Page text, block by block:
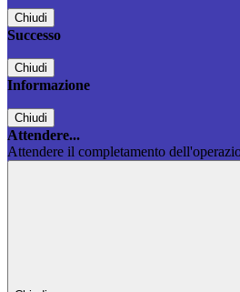
Chiudi
Successo
Chiudi
Informazione
Chiudi
Attendere...
Attendere il completamento